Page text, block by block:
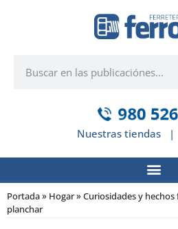
Nuestras tiendas |
Portada» Hogar» Curiosidades y
planchar